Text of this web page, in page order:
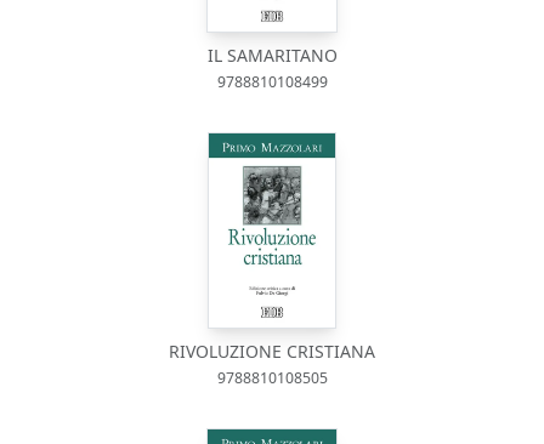
IL SAMARITANO
9788810108499
RIVOLUZIONE CRISTIANA
9788810108505